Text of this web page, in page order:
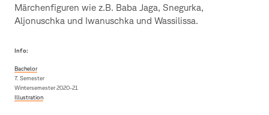
Märchenfiguren wie z.B. Baba Jaga, Snegurka,
Aljonuschka und Iwanuschka und Wassilissa.
Info:
Bachelor
7. Semester
Wintersemester 2020-21
Illustration